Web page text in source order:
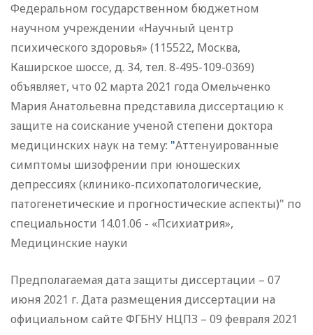
Федеральном государственном бюджетном
научном учреждении «Научный центр
психического здоровья» (115522, Москва,
Каширское шоссе, д. 34, тел. 8-495-109-0369)
объявляет, что 02 марта 2021 года Омельченко
Мария Анатольевна представила диссертацию к
защите на соискание ученой степени доктора
медицинских наук на тему: "Аттенуированные
симптомы шизофрении при юношеских
депрессиях (клинико-психопатологические,
патогенетические и прогностические аспекты)" по
специальности 14.01.06 - «Психиатрия»,
Медицинские науки
Предполагаемая дата защиты диссертации – 07
июня 2021 г. Дата размещения диссертации на
официальном сайте ФГБНУ НЦПЗ – 09 февраля 2021